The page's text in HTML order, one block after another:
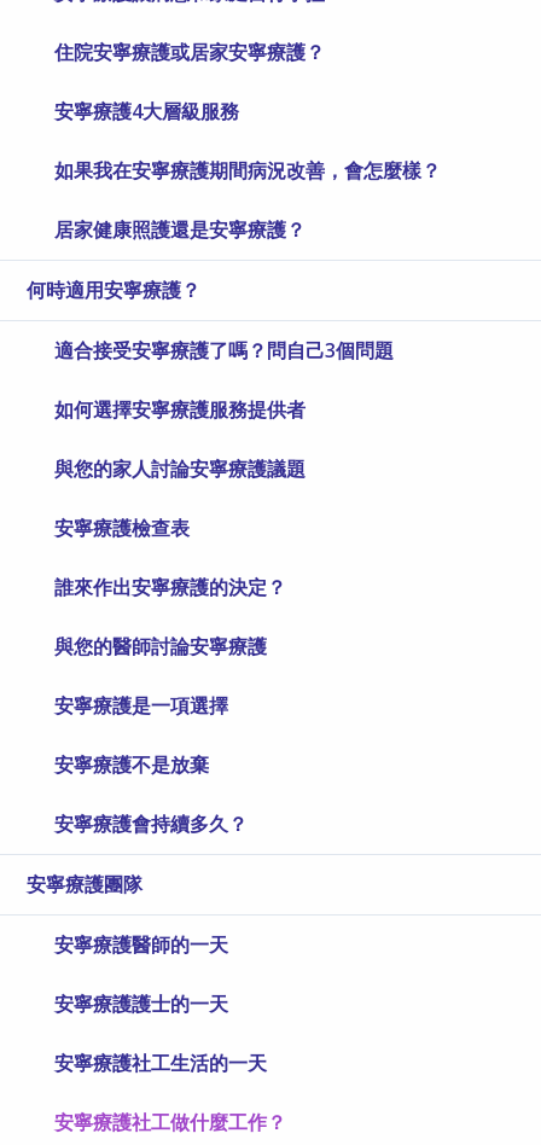
住院安寧療護或居家安寧療護？
安寧療護4大層級服務
如果我在安寧療護期間病況改善，會怎麼樣？
居家健康照護還是安寧療護？
何時適用安寧療護？
適合接受安寧療護了嗎？問自己3個問題
如何選擇安寧療護服務提供者
與您的家人討論安寧療護議題
安寧療護檢查表
誰來作出安寧療護的決定？
與您的醫師討論安寧療護
安寧療護是一項選擇
安寧療護不是放棄
安寧療護會持續多久？
安寧療護團隊
安寧療護醫師的一天
安寧療護護士的一天
安寧療護社工生活的一天
安寧療護社工做什麼工作？